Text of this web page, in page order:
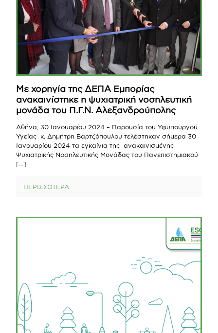
Με χορηγία της ΔΕΠΑ Εμπορίας
ανακαινίστηκε η ψυχιατρική νοσηλευτική
μονάδα του Π.Γ.Ν. Αλεξανδρούπολης
Αθήνα, 30 Ιανουαρίου 2024 – Παρουσία του Υφυπουργού
Υγείας κ. Δημήτρη Βαρτζόπουλου τελέστηκαν σήμερα 30
Ιανουαρίου 2024 τα εγκαίνια της ανακαινισμένης
Ψυχιατρικής Νοσηλευτικής Μονάδας του Πανεπιστημιακού
[…]
ΠΕΡΙΣΣΟΤΕΡΑ